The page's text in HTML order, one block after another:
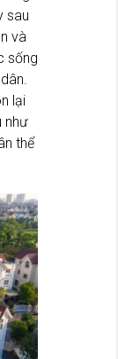
sau
và
sống
lại
như
thể